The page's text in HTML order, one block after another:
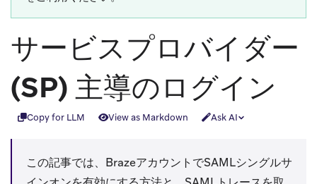
サービスプロバイダー
(SP) 主導のログイン
Copy for LLM View as Markdown Ask AI
この記事では、BrazeアカウントでSAMLシングルサ